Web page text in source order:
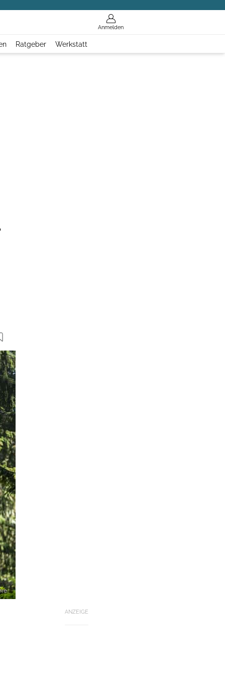
Anmelden
Ratgeber Werkstatt
ANZEIGE